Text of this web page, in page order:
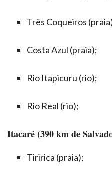
Três Coqueiros
Costa Azul (praia);
Rio Itapicuru (rio);
Rio Real (rio);
Itacaré (390 km de
Tiririca (praia);